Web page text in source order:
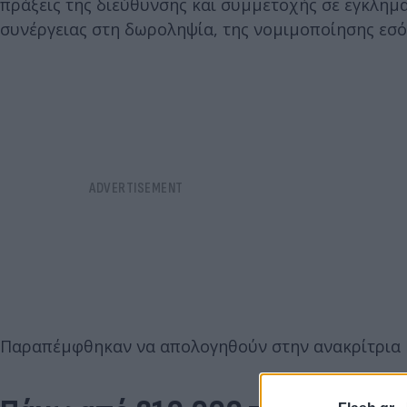
πράξεις της διεύθυνσης και συμμετοχής σε
συνέργειας στη δωροληψία, της νομιμοποίησης
Παραπέμφθηκαν να απολογηθούν στην